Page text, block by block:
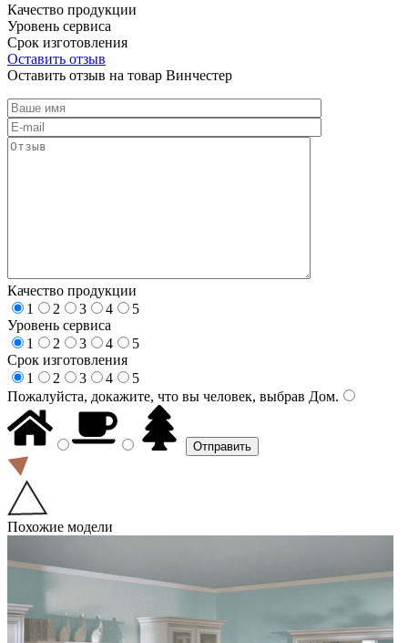
Качество продукции
Уровень сервиса
Срок изготовления
Оставить отзыв
Оставить отзыв на товар Винчестер
Качество продукции
1
2 3 4
5
Уровень сервиса
1
2 3 4
5
Срок изготовления
1
2 3 4
5
Пожалуйста, докажите, что вы человек, выбрав Дом.
Похожие модели